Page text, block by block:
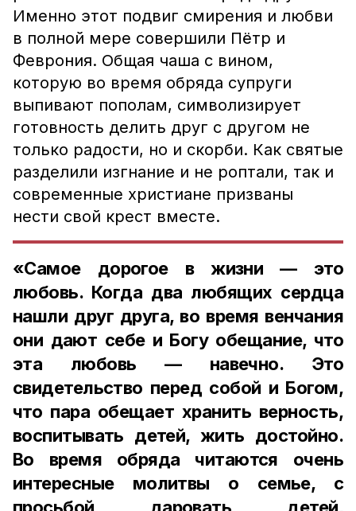
Именно этот подвиг смирения и любви
в полной мере совершили Пётр и
Феврония. Общая чаша с вином,
которую во время обряда супруги
выпивают пополам, символизирует
готовность делить друг с другом не
только радости, но и скорби. Как святые
разделили изгнание и не роптали, так и
современные христиане призваны
нести свой крест вместе.
«Самое дорогое в жизни — это
любовь. Когда два любящих сердца
нашли друг друга, во время венчания
они дают себе и Богу обещание, что
эта любовь — навечно. Это
свидетельство перед собой и Богом,
что пара обещает хранить верность,
воспитывать детей, жить достойно.
Во время обряда читаются очень
интересные молитвы о семье, с